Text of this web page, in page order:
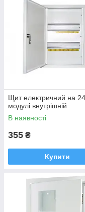
Щит електричний на 24
модулі внутрішній
В наявності
355 ₴
Купити